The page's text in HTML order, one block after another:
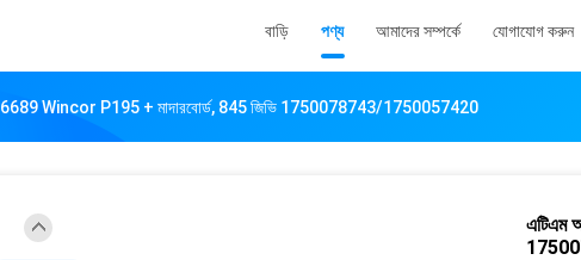
বাড়ি পণ্য আমাদের সম্পর্কে যোগাযোগ করুন
Wincor P195 + মাদারবোর্ড, 845 জিভি 1750078743/1750057420
এটিএম